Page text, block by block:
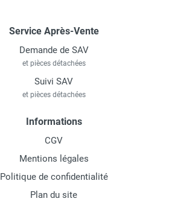
Service Après-Vente
Demande de SAV
et pièces détachées
Suivi SAV
et pièces détachées
Informations
CGV
Mentions légales
Politique de confidentialité
Plan du site